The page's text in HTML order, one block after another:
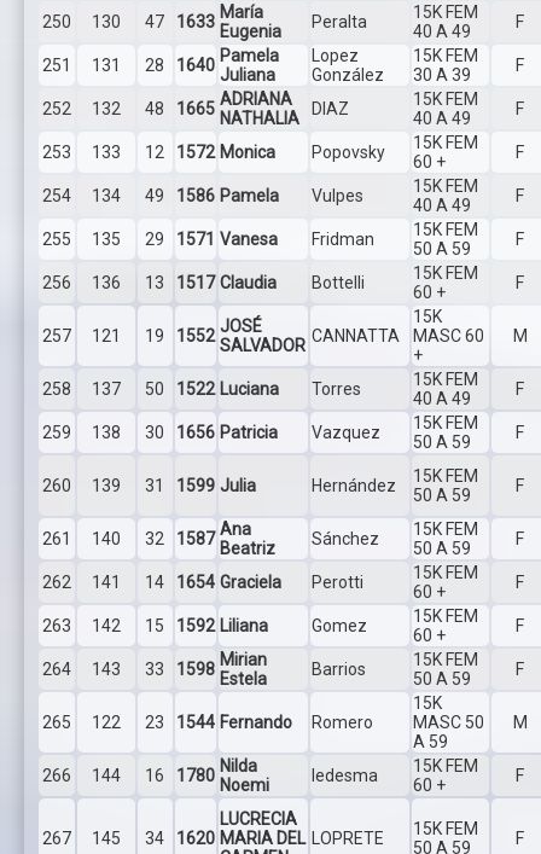
250 130 47 1633 María
Eugenia
Peralta
15K FEM
40 A 49
F
251 131 28 1640 Pamela
Juliana
Lopez
González
15K FEM
30 A 39
F
252 132 48 1665 ADRIANA
NATHALIA
DIAZ
15K FEM
40 A 49
F
253 133 12 1572 Monica Popovsky
15K FEM
60 +
F
254 134 49 1586 Pamela Vulpes
15K FEM
40 A 49
F
255 135 29 1571 Vanesa Fridman
15K FEM
50 A 59
F
256 136 13 1517 Claudia Bottelli
15K FEM
60 +
F
257 121 19 1552 JOSÉ
SALVADOR CANNATTA
15K
MASC 60
+
M
258 137 50 1522 Luciana Torres
15K FEM
40 A 49
F
259 138 30 1656 Patricia Vazquez
15K FEM
50 A 59
F
260 139 31 1599 Julia Hernández
15K FEM
50 A 59
F
261 140 32 1587 Ana
Beatriz
Sánchez
15K FEM
50 A 59
F
262 141 14 1654 Graciela Perotti
15K FEM
60 +
F
263 142 15 1592 Liliana Gomez
15K FEM
60 +
F
264 143 33 1598 Mirian
Estela
Barrios
15K FEM
50 A 59
F
265 122 23 1544 Fernando Romero
15K
MASC 50
A 59
M
266 144 16 1780 Nilda
Noemi
ledesma
15K FEM
60 +
F
267 145 34 1620
LUCRECIA
MARIA DEL LOPRETE
15K FEM
50 A 59
F